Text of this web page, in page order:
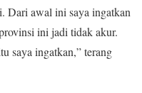
Dari awal ini saya ingatkan
ini jadi tidak akur.
saya ingatkan,” terang